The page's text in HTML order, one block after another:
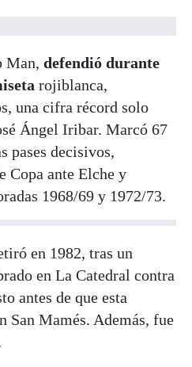
Man, defendió durante
rojiblanca,
una cifra récord solo
Ángel Iribar. Marcó 67
pases decisivos,
Copa ante Elche y
1968/69 y 1972/73.
en 1982, tras un
en La Catedral contra
antes de que esta
San Mamés. Además, fue